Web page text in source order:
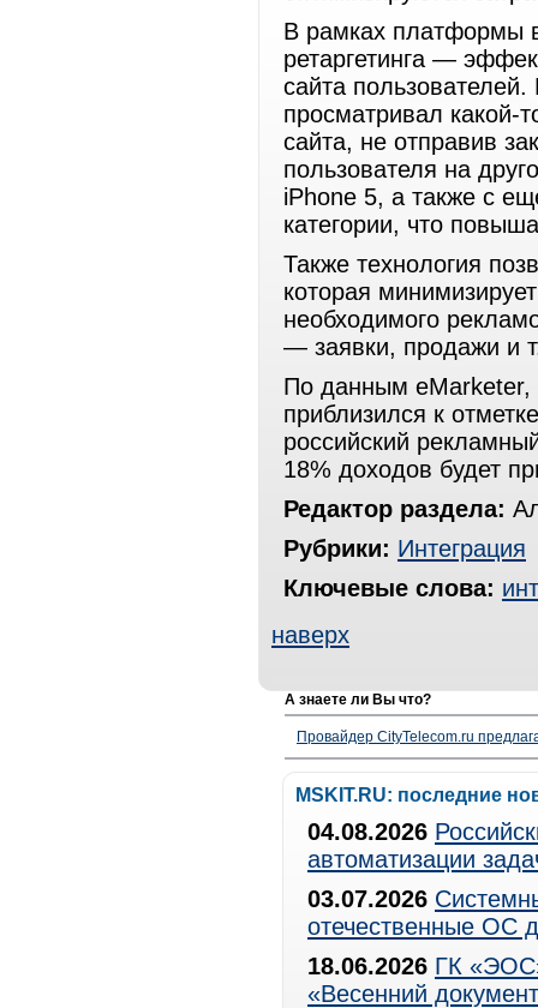
В рамках платформы
ретаргетинга —
сайта
просматривал какой-
сайта, не отправив
пользователя на
iPhone 5, а также с
категории, что
Также технология
которая
необходимого
— заявки, продажи и
По данным eMarketer,
приблизился к
российский
18% доходов будет
Редактор раздела:
Рубрики: Интеграция
Ключевые слова:
наверх
А знаете ли Вы что?
Провайдер CityTelecom.ru
MSKIT.RU: последние
04.08.2026
автоматизации
03.07.2026
отечественные ОС
18.06.2026 ГК
«Весенний